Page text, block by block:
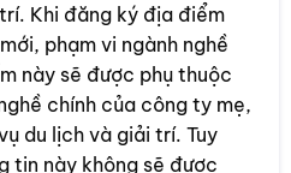
Khi đăng ký địa điểm
phạm vi ngành nghề
này sẽ được phụ thuộc
chính của công ty mẹ,
du lịch và giải trí. Tuy
tin này không sẽ được